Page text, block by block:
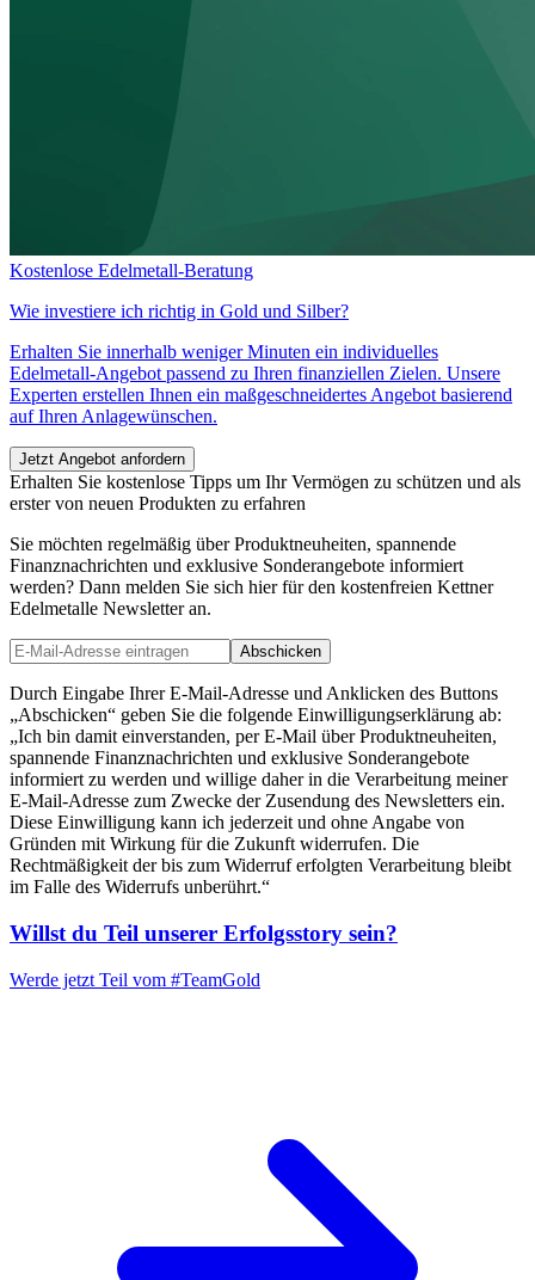
Kostenlose Edelmetall-Beratung
Wie investiere ich richtig in Gold und Silber?
Erhalten Sie innerhalb weniger Minuten ein individuelles
Edelmetall-Angebot passend zu Ihren finanziellen Zielen. Unsere
Experten erstellen Ihnen ein maßgeschneidertes Angebot basierend
auf Ihren Anlagewünschen.
Jetzt Angebot anfordern
Erhalten Sie kostenlose Tipps um Ihr Vermögen zu schützen und als
erster von neuen Produkten zu erfahren
Sie möchten regelmäßig über Produktneuheiten, spannende
Finanznachrichten und exklusive Sonderangebote informiert
werden? Dann melden Sie sich hier für den kostenfreien Kettner
Edelmetalle Newsletter an.
Abschicken
Durch Eingabe Ihrer E-Mail-Adresse und Anklicken des Buttons
„Abschicken“ geben Sie die folgende Einwilligungserklärung ab:
„Ich bin damit einverstanden, per E-Mail über Produktneuheiten,
spannende Finanznachrichten und exklusive Sonderangebote
informiert zu werden und willige daher in die Verarbeitung meiner
E-Mail-Adresse zum Zwecke der Zusendung des Newsletters ein.
Diese Einwilligung kann ich jederzeit und ohne Angabe von
Gründen mit Wirkung für die Zukunft widerrufen. Die
Rechtmäßigkeit der bis zum Widerruf erfolgten Verarbeitung bleibt
im Falle des Widerrufs unberührt.“
Willst du Teil unserer Erfolgsstory sein?
Werde jetzt Teil vom #TeamGold